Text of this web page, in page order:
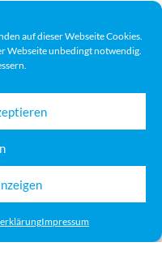
auf dieser Webseite Cookies.
Webseite unbedingt notwendig.
Impressum